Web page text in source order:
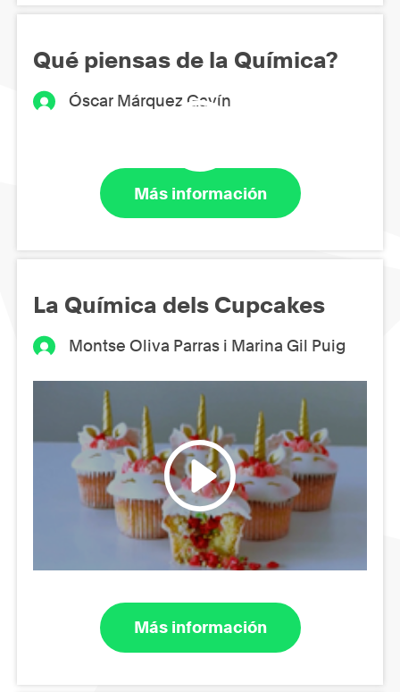
Qué piensas de la Química?
Óscar Márquez Gavín
Más información
La Química dels Cupcakes
Montse Oliva Parras i Marina Gil Puig
Más información